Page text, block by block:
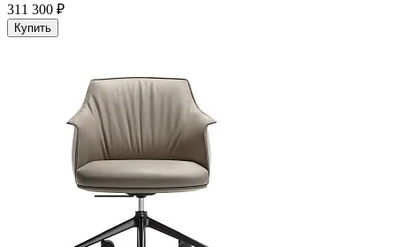
311 300 ₽
Купить